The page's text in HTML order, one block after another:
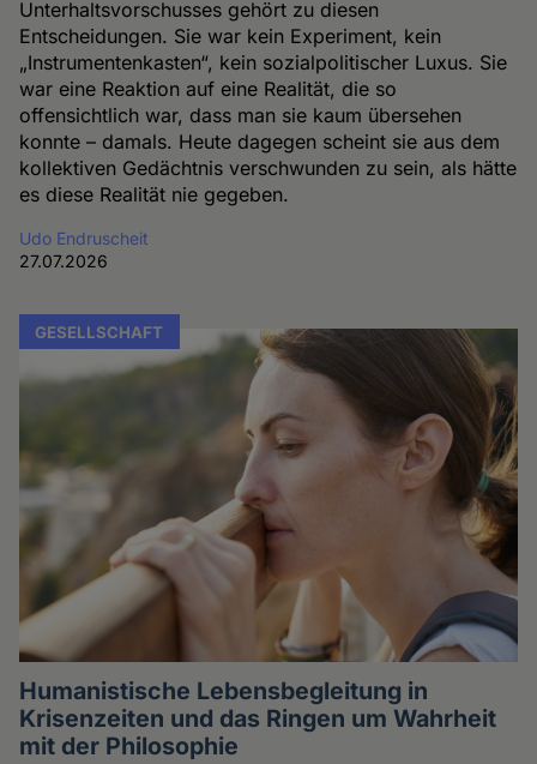
Unterhaltsvorschusses gehört zu diesen
Entscheidungen. Sie war kein Experiment, kein
„Instrumentenkasten“, kein sozialpolitischer Luxus. Sie
war eine Reaktion auf eine Realität, die so
offensichtlich war, dass man sie kaum übersehen
konnte – damals. Heute dagegen scheint sie aus dem
kollektiven Gedächtnis verschwunden zu sein, als hätte
es diese Realität nie gegeben.
Udo Endruscheit
27.07.2026
GESELLSCHAFT
Humanistische Lebensbegleitung in
Krisenzeiten und das Ringen um Wahrheit
mit der Philosophie